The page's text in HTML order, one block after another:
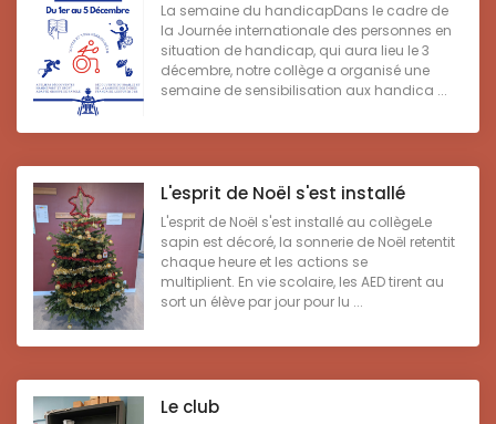
La semaine du handicapDans le cadre de
la Journée internationale des personnes en
situation de handicap, qui aura lieu le 3
décembre, notre collège a organisé une
semaine de sensibilisation aux handica ...
L'esprit de Noël s'est installé
L'esprit de Noël s'est installé au collègeLe
sapin est décoré, la sonnerie de Noël retentit
chaque heure et les actions se
multiplient. En vie scolaire, les AED tirent au
sort un élève par jour pour lu ...
Le club